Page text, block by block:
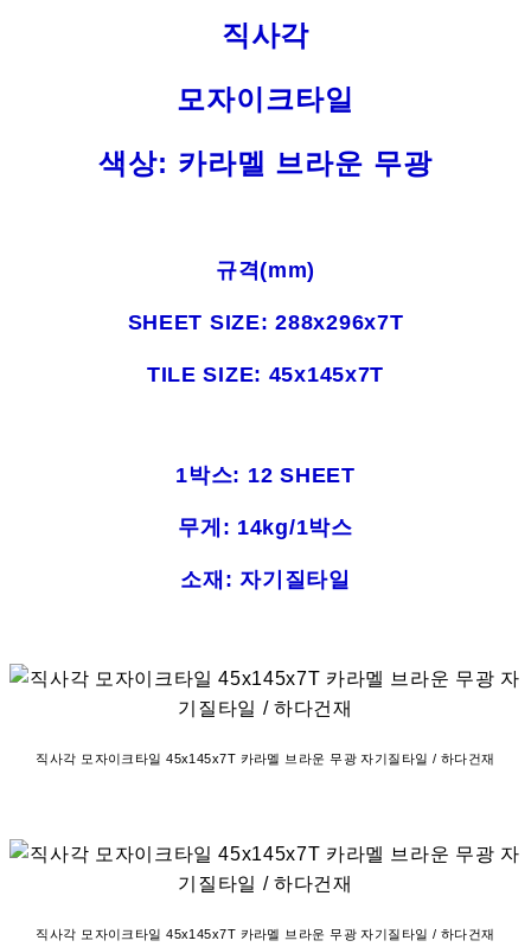
직사각
모자이크타일
색상: 카라멜 브라운 무광
규격(mm)
SHEET SIZE: 288x296x7T
TILE SIZE: 45x145x7T
1박스: 12 SHEET
무게: 14kg/1박스
소재: 자기질타일
직사각 모자이크타일 45x145x7T 카라멜 브라운 무광 자기질타일 / 하다건재
직사각 모자이크타일 45x145x7T 카라멜 브라운 무광 자기질타일 / 하다건재